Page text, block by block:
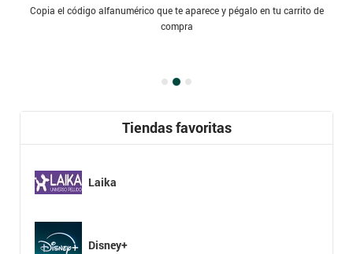
Copia el código alfanumérico que te aparece y pégalo en tu carrito de
compra
Tiendas favoritas
Laika
Disney+